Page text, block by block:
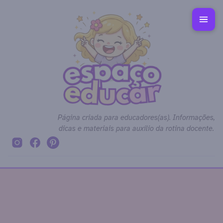
Página criada para educadores(as). Informações,
dicas e materiais para auxílio da rotina docente.